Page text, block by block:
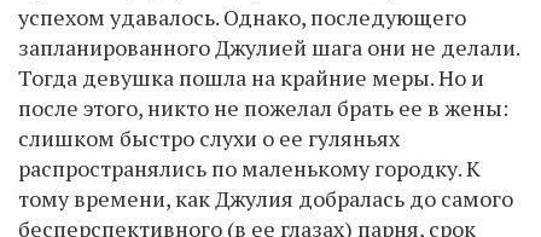
успехом удавалось. Однако, последующего
запланированного Джулией шага они не делали.
Тогда девушка пошла на крайние меры. Но и
после этого, никто не пожелал брать ее в жены:
слишком быстро слухи о ее гуляньях
распространялись по маленькому городку. К
тому времени, как Джулия добралась до самого
бесперспективного (в ее глазах) парня, срок